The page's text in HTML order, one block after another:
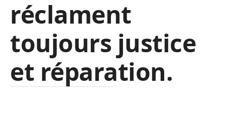
réclament
toujours justice
et réparation.